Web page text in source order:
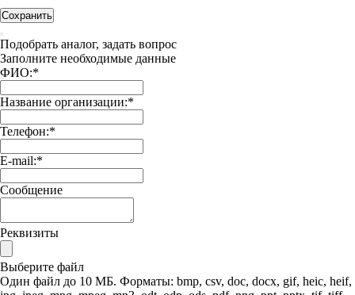
Сохранить
Подобрать аналог, задать вопрос
Заполните необходимые данные
ФИО:*
Название организации:*
Телефон:*
E-mail:*
Сообщение
Реквизиты
Выберите файл
Один файл до 10 МБ. Форматы: bmp, csv, doc, docx, gif, heic, heif,